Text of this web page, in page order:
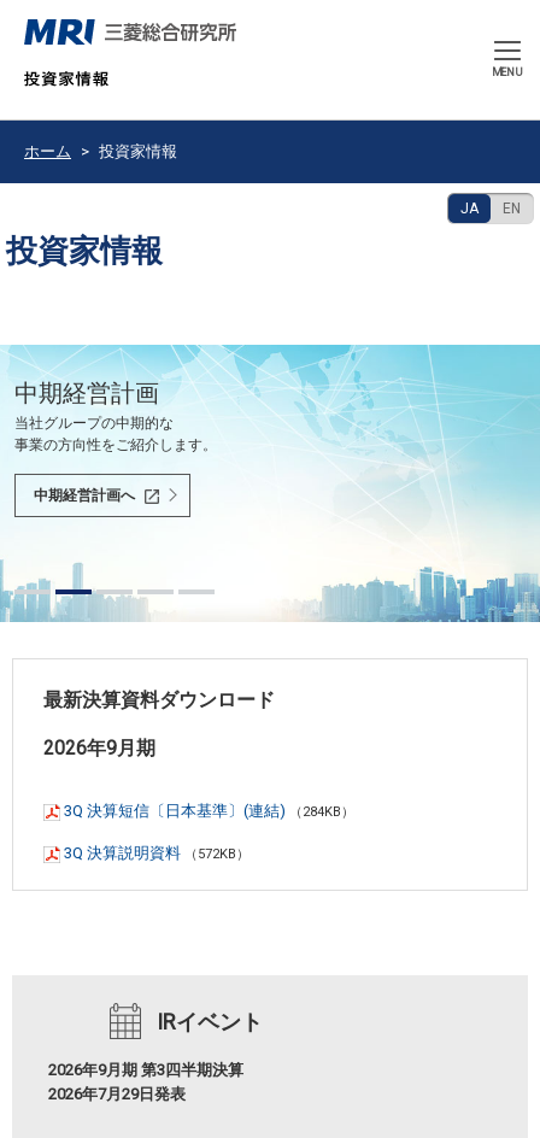
CLOSE
MENU
ホーム 投資家情報
投資家情報
JA EN
豊かで持続可能な未来の共創を使命として、
世界と共に、あるべき未来を問い続け、
社会課題を解決し、社会の変革を先駆けます。
中期経営計画
当社グループの中期的な
事業の方向性をご紹介します。
中期経営計画へ
決算発表
最新の決算情報をご確認ください。
決算情報へ
2026年9月期 中間報告書
2026年6月
中間報告書へ
会社紹介ムービー
会社紹介ムービーをご覧いただけます。
会社紹介ムービーへ
最新決算資料ダウンロード
2026年9月期
3Q 決算短信〔日本基準〕(連結) （284KB）
3Q 決算説明資料 （572KB）
IRイベント
2026年9月期 第3四半期決算
2026年7月29日発表